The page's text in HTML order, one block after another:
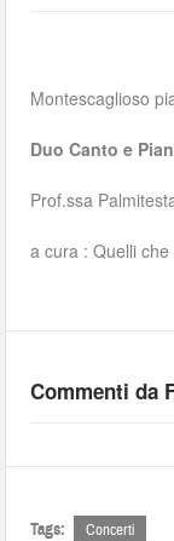
Montescaglioso
Duo Canto e
Prof.ssa
a cura : Quelli
Commenti da
Tags: Concerti